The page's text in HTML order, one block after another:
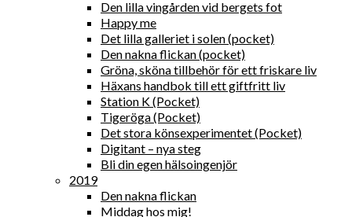
Den lilla vingården vid bergets fot
Happy me
Det lilla galleriet i solen (pocket)
Den nakna flickan (pocket)
Gröna, sköna tillbehör för ett friskare liv
Häxans handbok till ett giftfritt liv
Station K (Pocket)
Tigeröga (Pocket)
Det stora könsexperimentet (Pocket)
Digitant – nya steg
Bli din egen hälsoingenjör
2019
Den nakna flickan
Middag hos mig!